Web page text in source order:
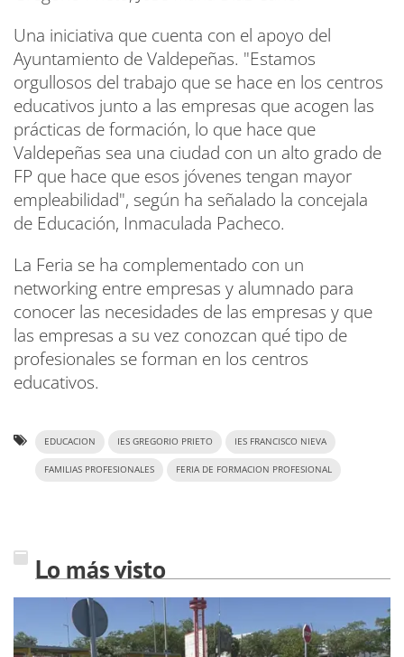
Una iniciativa que cuenta con el apoyo del
Ayuntamiento de Valdepeñas. "Estamos
orgullosos del trabajo que se hace en los centros
educativos junto a las empresas que acogen las
prácticas de formación, lo que hace que
Valdepeñas sea una ciudad con un alto grado de
FP que hace que esos jóvenes tengan mayor
empleabilidad", según ha señalado la concejala
de Educación, Inmaculada Pacheco.
La Feria se ha complementado con un
networking entre empresas y alumnado para
conocer las necesidades de las empresas y que
las empresas a su vez conozcan qué tipo de
profesionales se forman en los centros
educativos.
EDUCACION IES GREGORIO PRIETO IES FRANCISCO NIEVA
FAMILIAS PROFESIONALES FERIA DE FORMACION PROFESIONAL
Lo más visto